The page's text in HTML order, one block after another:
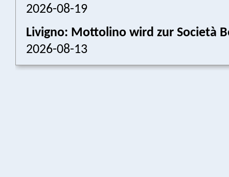
2026-08-19
Livigno: Mottolino wird zur Società
2026-08-13